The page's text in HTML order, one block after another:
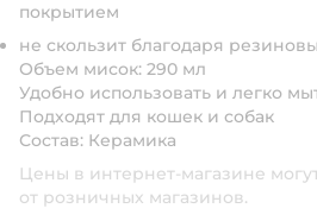
покрытием
не скользит благодаря
Объем мисок: 290 мл
Удобно использовать и легко
Подходят для кошек и собак
Состав: Керамика
Цены в интернет-магазине
от розничных магазинов.